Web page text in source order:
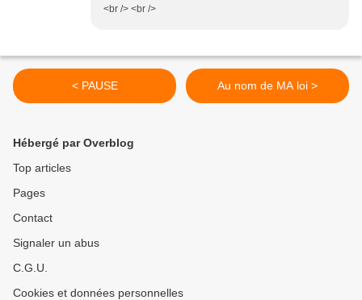
<br /> <br />
< PAUSE Au nom de MA loi >
Hébergé par Overblog
Top articles
Pages
Contact
Signaler un abus
C.G.U.
Cookies et données personnelles